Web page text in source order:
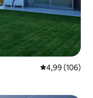
4,99 av 5 i
4,99 (106)